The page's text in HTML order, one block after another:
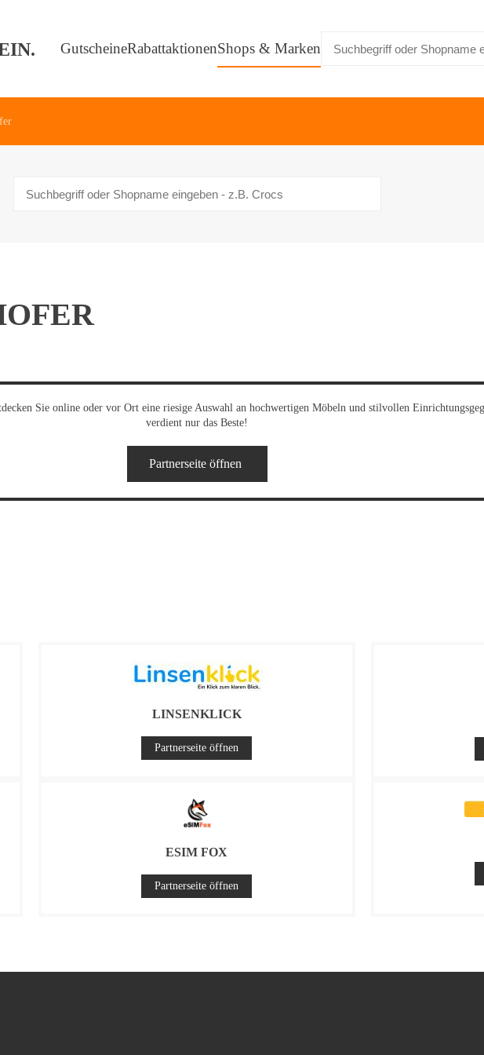
GutscheineRabattaktionenShops & Marken
Sie online oder vor Ort eine riesige Auswahl an hochwertigen Möbeln und stilvollen
verdient nur das Beste!
Partnerseite öffnen
LINSENKLICK
Partnerseite öffnen
ESIM FOX
Partnerseite öffnen